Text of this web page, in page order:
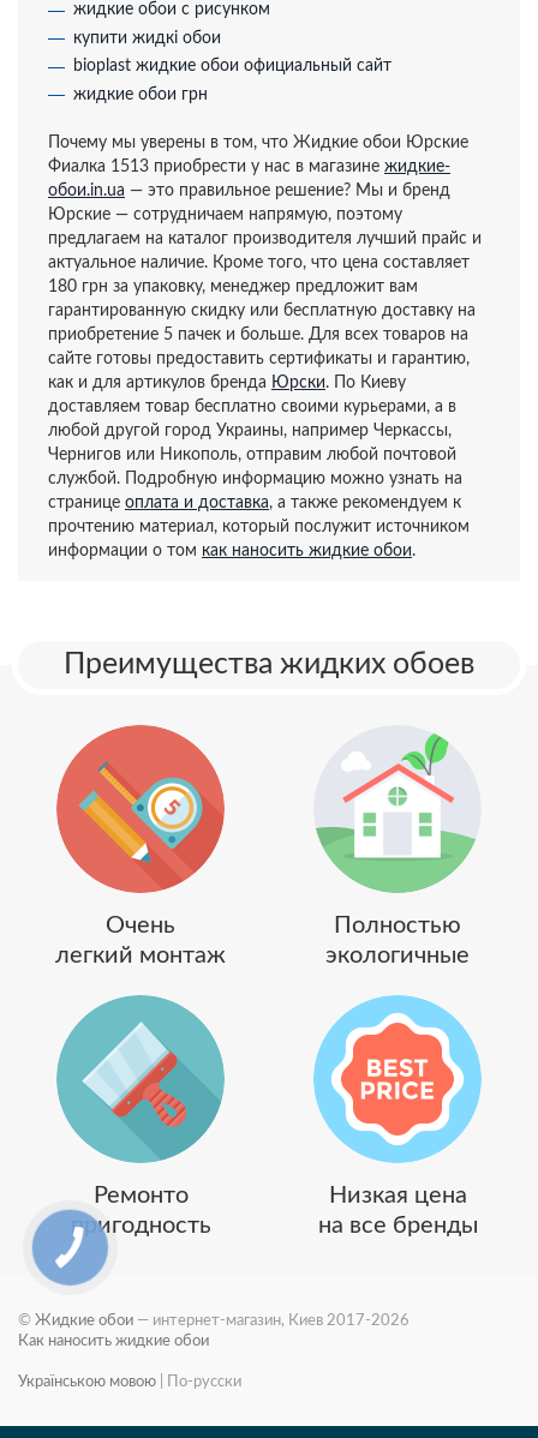
жидкие обои с рисунком
купити жидкі обои
bioplast жидкие обои официальный сайт
жидкие обои грн
Почему мы уверены в том, что Жидкие обои Юрские
Фиалка 1513 приобрести у нас в магазине жидкие-
обои.in.ua — это правильное решение? Мы и бренд
Юрские — сотрудничаем напрямую, поэтому
предлагаем на каталог производителя лучший прайс и
актуальное наличие. Кроме того, что цена составляет
180 грн за упаковку, менеджер предложит вам
гарантированную скидку или бесплатную доставку на
приобретение 5 пачек и больше. Для всех товаров на
сайте готовы предоставить сертификаты и гарантию,
как и для артикулов бренда Юрски. По Киеву
доставляем товар бесплатно своими курьерами, а в
любой другой город Украины, например Черкассы,
Чернигов или Никополь, отправим любой почтовой
службой. Подробную информацию можно узнать на
странице оплата и доставка, а также рекомендуем к
прочтению материал, который послужит источником
информации о том как наносить жидкие обои.
Преимущества жидких обоев
Очень
легкий монтаж
Полностью
экологичные
Ремонто
пригодность
Низкая цена
на все бренды
© Жидкие обои — интернет-магазин, Киев 2017-2026
Как наносить жидкие обои
Українською мовою По-русски